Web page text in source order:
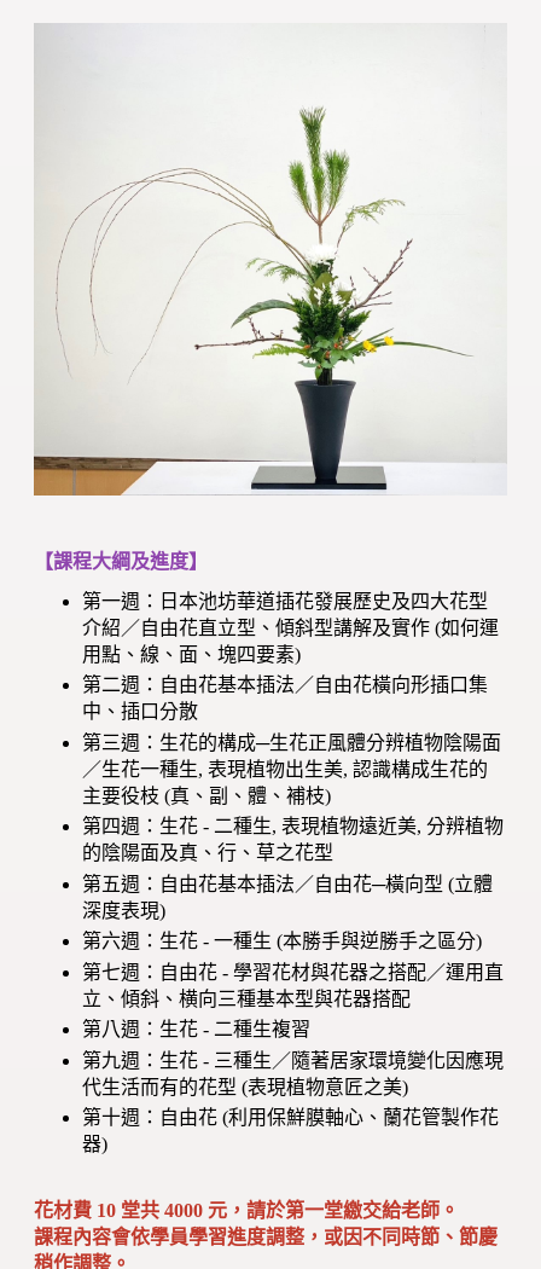
【課程大綱及進度】
第一週：日本池坊華道插花發展歷史及四大花型
介紹／自由花直立型、傾斜型講解及實作 (如何運
用點、線、面、塊四要素)
第二週：自由花基本插法／自由花橫向形插口集
中、插口分散
第三週：生花的構成─生花正風體分辨植物陰陽面
／生花一種生, 表現植物出生美, 認識構成生花的
主要役枝 (真、副、體、補枝)
第四週：生花 - 二種生, 表現植物遠近美, 分辨植物
的陰陽面及真、行、草之花型
第五週：自由花基本插法／自由花─橫向型 (立體
深度表現)
第六週：生花 - 一種生 (本勝手與逆勝手之區分)
第七週：自由花 - 學習花材與花器之搭配／運用直
立、傾斜、横向三種基本型與花器搭配
第八週：生花 - 二種生複習
第九週：生花 - 三種生／隨著居家環境變化因應現
代生活而有的花型 (表現植物意匠之美)
第十週：自由花 (利用保鮮膜軸心、蘭花管製作花
器)
花材費 10 堂共 4000 元，請於第一堂繳交給老師。
課程內容會依學員學習進度調整，或因不同時節、節慶
稍作調整。